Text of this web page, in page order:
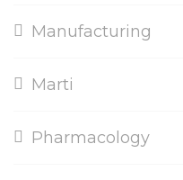
Manufacturing
Marti
Pharmacology